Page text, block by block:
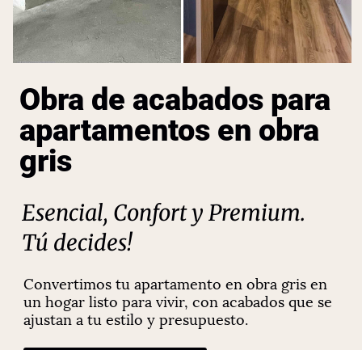
Obra de acabados para
apartamentos en obra
gris
Esencial, Confort y Premium.
Tú decides!
Convertimos tu apartamento en obra gris en
un hogar listo para vivir, con acabados que se
ajustan a tu estilo y presupuesto.